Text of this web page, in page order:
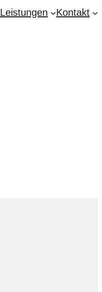
Leistungen Kontakt